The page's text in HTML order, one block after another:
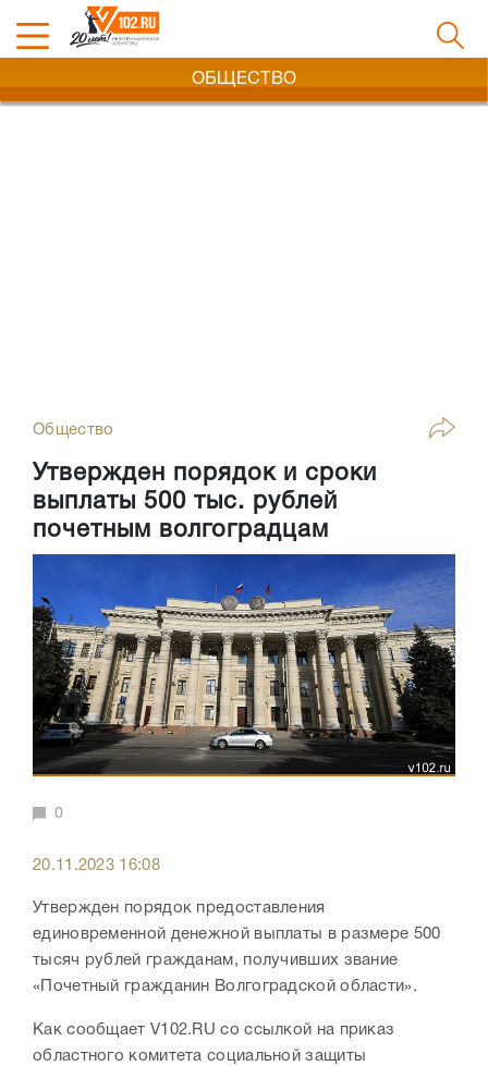
ОБЩЕСТВО
Общество
Утвержден порядок и сроки
выплаты 500 тыс. рублей
почетным волгоградцам
0
20.11.2023 16:08
Утвержден порядок предоставления
единовременной денежной выплаты в размере 500
тысяч рублей гражданам, получивших звание
«Почетный гражданин Волгоградской области».
Как сообщает V102.RU со ссылкой на приказ
областного комитета социальной защиты